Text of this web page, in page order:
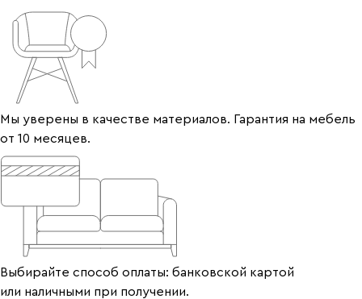
Мы уверены в качестве материалов. Гарантия на мебель
от 10 месяцев.
Выбирайте способ оплаты: банковской картой
или наличными при получении.